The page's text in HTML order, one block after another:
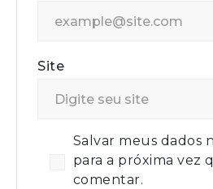
Site
Salvar meus dados
para a próxima vez
comentar.